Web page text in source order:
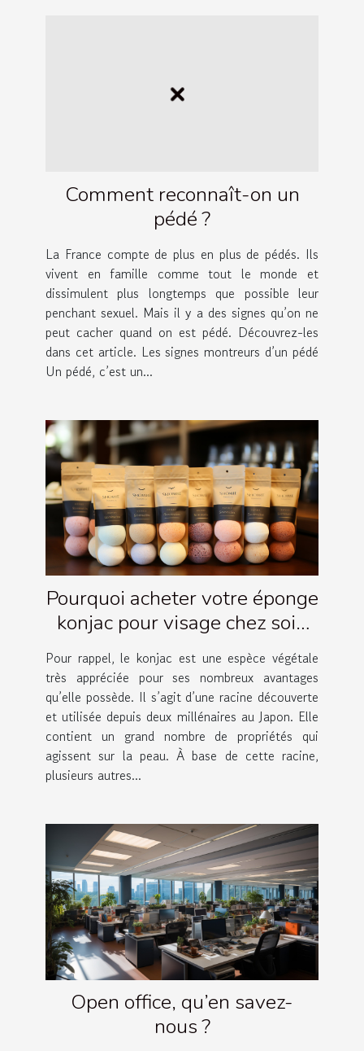
Comment reconnaît-on un
pédé ?
La France compte de plus en plus de pédés. Ils
vivent en famille comme tout le monde et
dissimulent plus longtemps que possible leur
penchant sexuel. Mais il y a des signes qu’on ne
peut cacher quand on est pédé. Découvrez-les
dans cet article. Les signes montreurs d’un pédé
Un pédé, c’est un...
Pourquoi acheter votre éponge
konjac pour visage chez soin
Amalthée ?
Pour rappel, le konjac est une espèce végétale
très appréciée pour ses nombreux avantages
qu’elle possède. Il s’agit d’une racine découverte
et utilisée depuis deux millénaires au Japon. Elle
contient un grand nombre de propriétés qui
agissent sur la peau. À base de cette racine,
plusieurs autres...
Open office, qu’en savez-
nous ?